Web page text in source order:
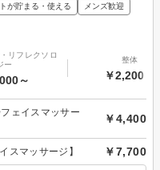
が貯まる・使える メンズ歓迎
リフレクソロ
ー
～
整体
￥2,200～
ェイスマッサー
￥4,400
スマッサージ】 ￥7,700